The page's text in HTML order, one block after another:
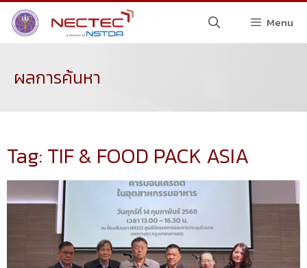
Menu
ผลการค้นหา
Tag: TIF & FOOD PACK ASIA